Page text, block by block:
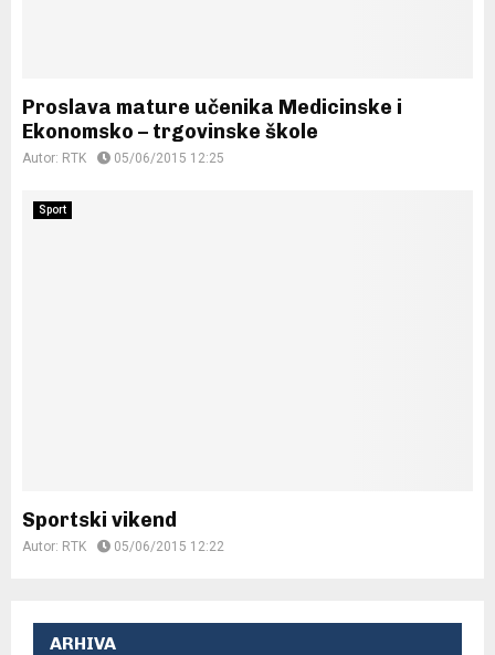
Proslava mature učenika Medicinske i
Ekonomsko – trgovinske škole
Autor: RTK 05/06/2015 12:25
Sport
Sportski vikend
Autor: RTK 05/06/2015 12:22
ARHIVA